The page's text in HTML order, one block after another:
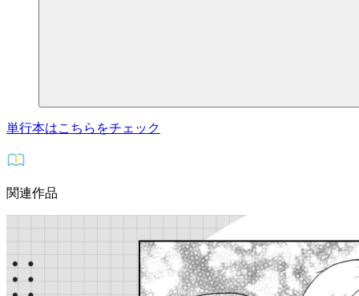
単行本はこちらをチェック
関連作品